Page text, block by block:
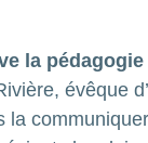
la
évêque